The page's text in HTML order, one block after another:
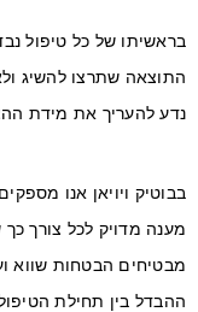
בראשיתו של כל טיפול
התוצאה שתרצו להשיג
נדע להעריך את מידת
בבוטיק ויויאן אנו
מענה מדויק לכל צורך כך
מבטיחים הבטחות שווא
ההבדל בין תחילת הטיפול